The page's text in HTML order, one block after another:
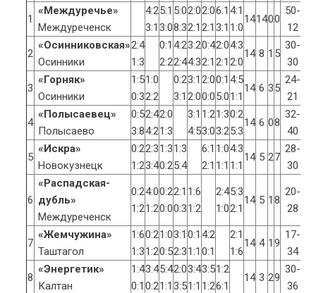
1
«Междуречье»
Междуреченск
4:2
3:1
5:1
3:0
5:0
8:3
2:0
2:1
2:0
2:1
6:1
3:1
4:1
1:0
141400
50-
12
2
«Осинниковская»
Осинники
2:4
1:3
0:1
2:2
4:2
2:4
3:2
4:3
0:4
2:1
2:0
2:1
4:3
2:0
14 8 1 5
30-
30
3
«Горняк»
Осинники
1:5
0:3
1:0
2:2
0:2
3:1
3:1
2:0
2:0
0:0
0:1
5:0
4:5
1:1
14 6 35
24-
21
4
«Полысаевец»
Полысаево
0:5
3:8
2:4
4:2
2:0
1:3
3:1
4:5
1:2
3:0
1:3
3:2
0:2
5:3
14 6 08
32-
40
5
«Искра»
Новокузнецк
0:2
1:2
2:3
3:4
1:3
0:2
1:3
5:4
6:1
2:1
1:0
1:1
4:3
1:1
14 5 27
28-
30
6
«Распадская-
дубль»
Междуреченск
0:2
1:2
4:0
1:2
0:2
0:0
2:1
0:3
1:6
1:2
2:4
1:0
5:3
2:1
14 5 1 8
20-
28
7
«Жемчужина»
Таштагол
1:6
1:3
0:2
1:2
1:0
0:5
3:1
2:3
0:1
1:1
4:2
0:1
2:1
1:6
14 4 1 9
17-
34
8
«Энергетик»
Калтан
1:4
0:1
3:4
0:2
5:4
1:1
2:0
3:5
3:4
1:1
3:5
1:2
1:2
6:1
14 3 29
30-
36